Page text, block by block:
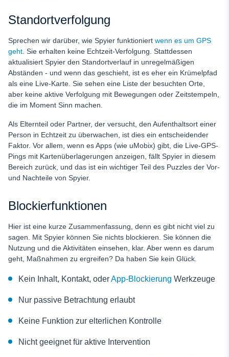
Standortverfolgung
Sprechen wir darüber, wie Spyier funktioniert wenn es um GPS
geht . Sie erhalten keine Echtzeit-Verfolgung. Stattdessen
aktualisiert Spyier den Standortverlauf in unregelmäßigen
Abständen - und wenn das geschieht, ist es eher ein Krümelpfad
als eine Live-Karte. Sie sehen eine Liste der besuchten Orte,
aber keine aktive Verfolgung mit Bewegungen oder Zeitstempeln,
die im Moment Sinn machen.
Als Elternteil oder Partner, der versucht, den Aufenthaltsort einer
Person in Echtzeit zu überwachen, ist dies ein entscheidender
Faktor. Vor allem, wenn es Apps (wie uMobix) gibt, die Live-GPS-
Pings mit Kartenüberlagerungen anzeigen, fällt Spyier in diesem
Bereich zurück, und das ist ein wichtiger Teil des Puzzles der Vor-
und Nachteile von Spyier.
Blockierfunktionen
Hier ist eine kurze Zusammenfassung, denn es gibt nicht viel zu
sagen. Mit Spyier können Sie nichts blockieren. Sie können die
Nutzung und die Aktivitäten einsehen, klar. Aber wenn es darum
geht, Maßnahmen zu ergreifen? Da haben Sie kein Glück.
Kein Inhalt, Kontakt, oderApp-Blockierung Werkzeuge
Nur passive Betrachtung erlaubt
Keine Funktion zur elterlichen Kontrolle
Nicht geeignet für aktive Intervention